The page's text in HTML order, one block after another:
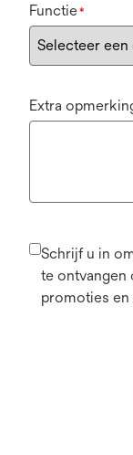
Functie*
Extra
Schrijf u in
te ontvangen
promoties en